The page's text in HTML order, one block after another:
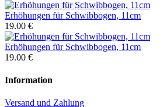
Erhöhungen für Schwibbogen, 11cm
19.00 €
Erhöhungen für Schwibbogen, 11cm
19.00 €
Information
Versand und Zahlung